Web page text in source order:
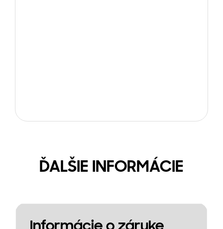
ĎALŠIE INFORMÁCIE